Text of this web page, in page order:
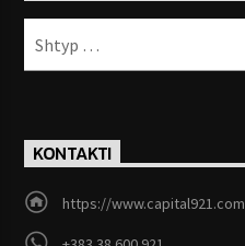
KONTAKTI
https://www.capital921.com